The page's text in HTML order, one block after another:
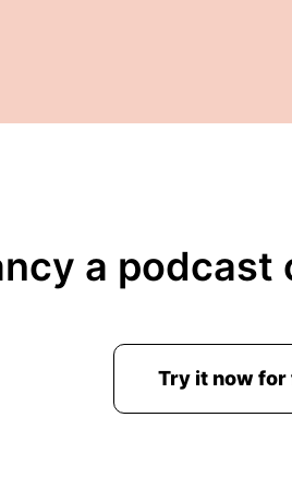
a podcast
Try it now for